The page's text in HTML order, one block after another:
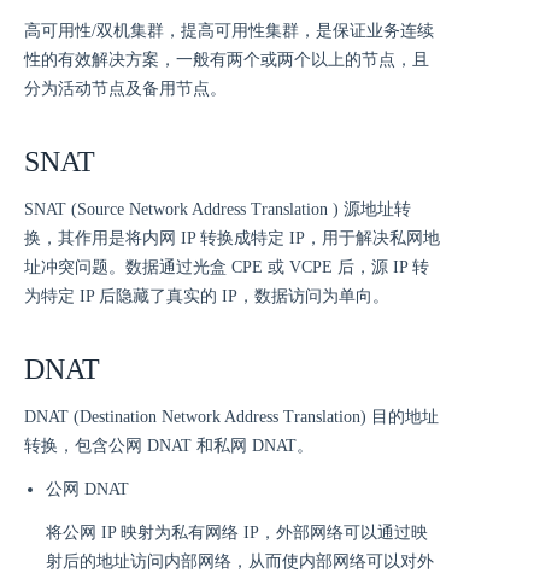
高可用性/双机集群，提高可用性集群，是保证业务连续
性的有效解决方案，一般有两个或两个以上的节点，且
分为活动节点及备用节点。
SNAT
SNAT (Source Network Address Translation ) 源地址转
换，其作用是将内网 IP 转换成特定 IP，用于解决私网地
址冲突问题。数据通过光盒 CPE 或 VCPE 后，源 IP 转
为特定 IP 后隐藏了真实的 IP，数据访问为单向。
DNAT
DNAT (Destination Network Address Translation) 目的地址
转换，包含公网 DNAT 和私网 DNAT。
公网 DNAT
将公网 IP 映射为私有网络 IP，外部网络可以通过映
射后的地址访问内部网络，从而使内部网络可以对外